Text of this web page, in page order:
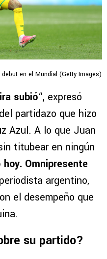
en el Mundial (Getty Images)
subió“, expresó
partidazo que hizo
Azul. A lo que Juan
titubear en ningún
Omnipresente
argentino,
el desempeño que
su partido?